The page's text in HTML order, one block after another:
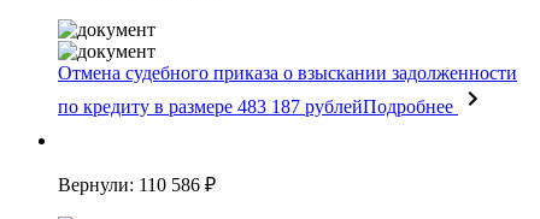
Отмена судебного приказа о взыскании задолженности
по кредиту в размере 483 187 рублейПодробнее
Вернули: 110 586 ₽